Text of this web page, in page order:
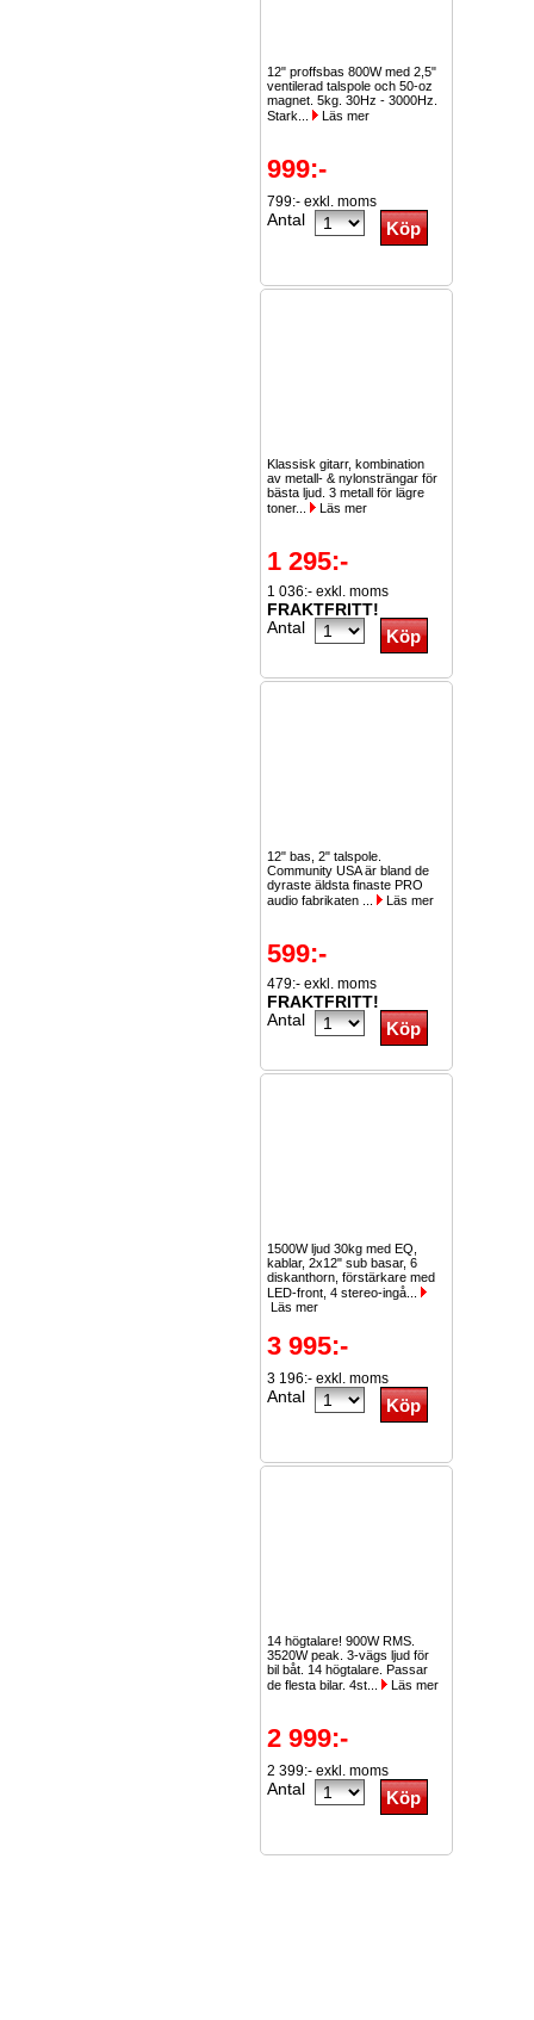
12" proffsbas 800W med 2,5"
ventilerad talspole och 50-oz
magnet. 5kg. 30Hz - 3000Hz.
Stark...
Läs mer
999:-
799:- exkl. moms
Antal
Klassisk gitarr, kombination
av metall- & nylonsträngar för
bästa ljud. 3 metall för lägre
toner...
Läs mer
1 295:-
1 036:- exkl. moms
FRAKTFRITT!
Antal
12" bas, 2" talspole.
Community USA är bland de
dyraste äldsta finaste PRO
audio fabrikaten ...
Läs mer
599:-
479:- exkl. moms
FRAKTFRITT!
Antal
1500W ljud 30kg med EQ,
kablar, 2x12" sub basar, 6
diskanthorn, förstärkare med
LED-front, 4 stereo-ingå...
Läs mer
3 995:-
3 196:- exkl. moms
Antal
14 högtalare! 900W RMS.
3520W peak. 3-vägs ljud för
bil båt. 14 högtalare. Passar
de flesta bilar. 4st...
Läs mer
2 999:-
2 399:- exkl. moms
Antal